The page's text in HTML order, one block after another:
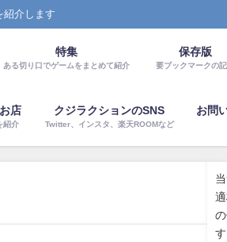
紹介します
特集
ある切り口でゲームをまとめて紹介
保存版
要ブックマークの
店
紹介
クジラクションのSNS
Twitter、インスタ、楽天ROOMなど
お問
す